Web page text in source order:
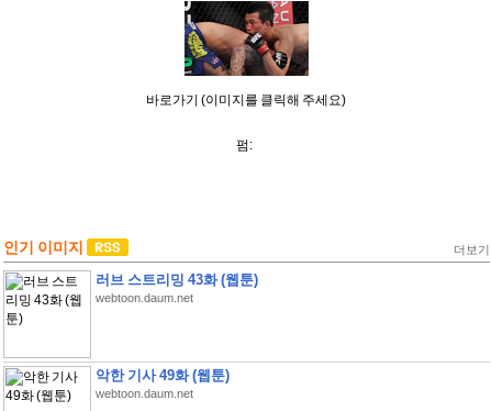
바로가기 (이미지를 클릭해 주세요)
펌:
인기 이미지 더보기
러브 스트리밍 43화 (웹툰)
webtoon.daum.net
악한 기사 49화 (웹툰)
webtoon.daum.net